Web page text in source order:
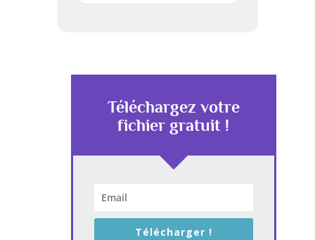
Téléchargez votre
fichier gratuit !
Télécharger !